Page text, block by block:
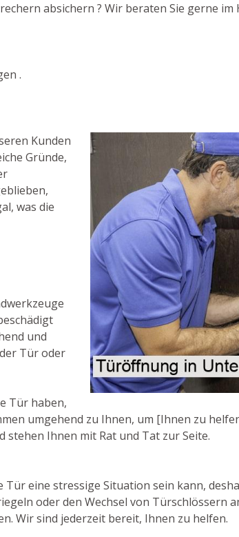
absichern ? Wir beraten Sie gerne
.
Kunden
Gründe,
was die
und
Tür oder
Tür haben,
umgehend zu Ihnen, um [Ihnen zu
Ihnen mit Rat und Tat zur Seite.
Tür eine stressige Situation sein kann,
oder den Wechsel von Türschlössern
Wir sind jederzeit bereit, Ihnen zu helfen.